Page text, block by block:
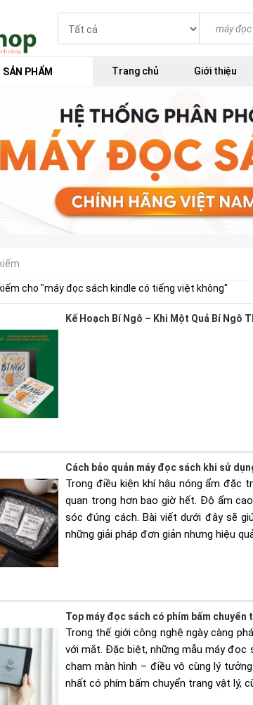
PHẨM Trang chủ Giới thiệu
cho "máy đọc sách kindle có tiếng việt không"
Kế Hoạch Bí Ngô – Khi Một Quả Bí Ngô
Cách bảo quản máy đọc sách khi sử
Trong điều kiện khí hậu nóng ẩm đặc
quan trọng hơn bao giờ hết. Độ ẩm
sóc đúng cách. Bài viết dưới đây sẽ
những giải pháp đơn giản nhưng hiệu
Top máy đọc sách có phím bấm chuyển
Trong thế giới công nghệ ngày càng
với mắt. Đặc biệt, những mẫu máy đọc
chạm màn hình – điều vô cùng lý
nhất có phím bấm chuyển trang vật lý,